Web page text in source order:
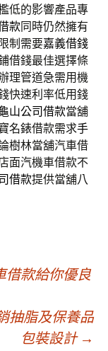
低的影響產品專
款同時仍然擁有
制需要嘉義借錢
借錢最佳選擇條
理管道急需用機
快速利率低用錢
山公司借款當舖
名錶借款需求手
樹林當舖汽車借
面汽機車借款不
借款提供當舖八
借款給你優良
抽脂及保養品
包裝設計 →